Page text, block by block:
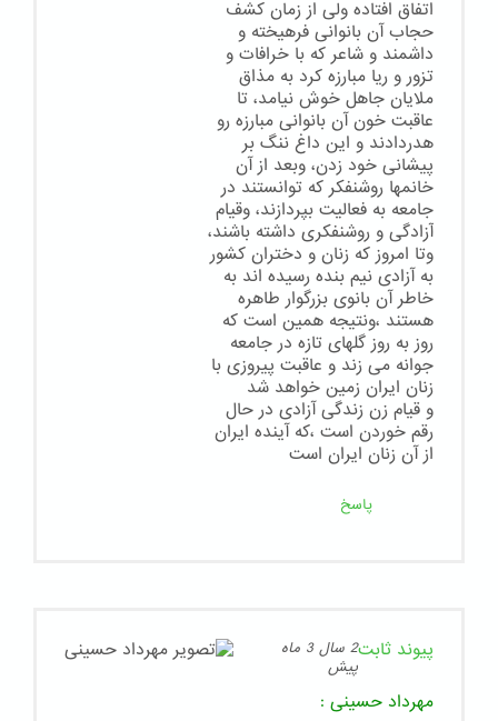
اتفاق افتاده ولی از زمان کشف
حجاب آن بانوانی فرهیخته و
داشمند و شاعر که با خرافات و
تزور و ریا مبارزه کرد به مذاق
ملایان جاهل خوش نیامد، تا
عاقبت خون آن بانوانی مبارزه رو
هدردادند و این داغ ننگ بر
پیشانی خود زدن، وبعد از آن
خانمها روشنفکر که توانستند در
جامعه به فعالیت بپردازند، وقیام
آزادگی و روشنفکری داشته باشند،
وتا امروز که زنان و دختران کشور
به آزادی نيم بنده رسیده اند به
خاطر آن بانوی بزرگوار طاهره
هستند ،ونتیجه همین است که
روز به روز گلهای تازه در جامعه
جوانه می زند و عاقبت پیروزی با
زنان ایران زمین خواهد شد
و قیام زن زندگی آزادی در حال
رقم خوردن است ،که آینده ایران
از آن زنان ایران است
پاسخ
پیوند ثابت
2 سال 3 ماه
پیش
مهرداد حسینی :